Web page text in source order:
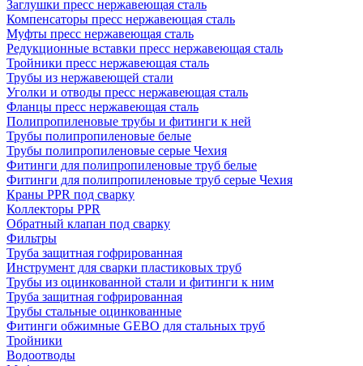
Заглушки пресс нержавеющая сталь
Компенсаторы пресс нержавеющая сталь
Муфты пресс нержавеющая сталь
Редукционные вставки пресс нержавеющая сталь
Тройники пресс нержавеющая сталь
Трубы из нержавеющей стали
Уголки и отводы пресс нержавеющая сталь
Фланцы пресс нержавеющая сталь
Полипропиленовые трубы и фитинги к ней
Трубы полипропиленовые белые
Трубы полипропиленовые серые Чехия
Фитинги для полипропиленовые труб белые
Фитинги для полипропиленовые труб серые Чехия
Краны PPR под сварку
Коллекторы PPR
Обратный клапан под сварку
Фильтры
Труба защитная гофрированная
Инструмент для сварки пластиковых труб
Трубы из оцинкованной стали и фитинги к ним
Труба защитная гофрированная
Трубы стальные оцинкованные
Фитинги обжимные GEBO для стальных труб
Тройники
Водоотводы